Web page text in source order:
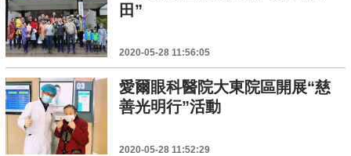
田”
2020-05-28 11:56:05
愛爾眼科醫院大東院區開展“慈
善光明行”活動
2020-05-28 11:52:29